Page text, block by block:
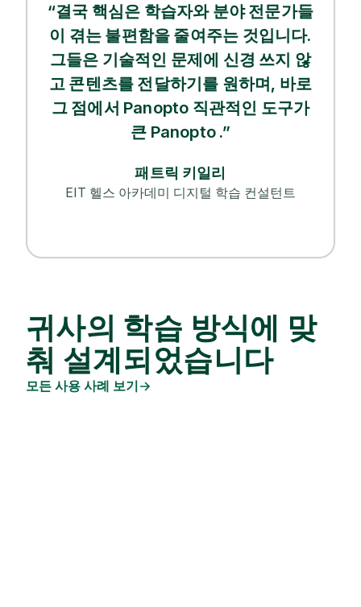
“결국 핵심은 학습자와 분야 전문가들
이 겪는 불편함을 줄여주는 것입니다.
그들은 기술적인 문제에 신경 쓰지 않
고 콘텐츠를 전달하기를 원하며, 바로
그 점에서 Panopto 직관적인 도구가
큰 Panopto .”
패트릭 키일리
EIT 헬스 아카데미 디지털 학습 컨설턴트
귀사의 학습 방식에 맞
춰 설계되었습니다
모든 사용 사례 보기